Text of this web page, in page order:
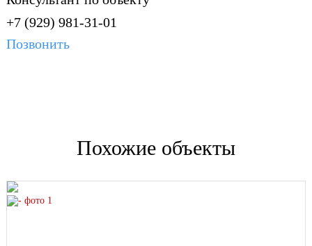
+7 (929) 981-31-01
Позвонить
Похожие объекты